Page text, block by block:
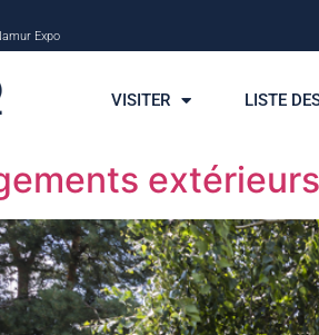
Expo
VISITER LISTE